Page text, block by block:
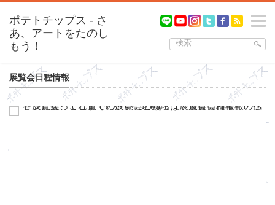
展覧会日程情報